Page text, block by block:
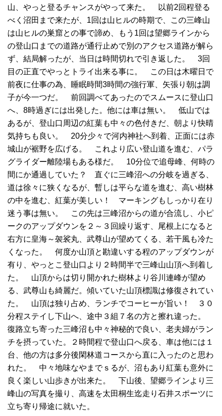
山、やっと登るチャンスがやって来た。 以前2回程登る
べく沼田まで来たが、1回は山ヒルの時期で、この三峰山
は山ヒルの巣窟との事で諦め、もう1回は望郷ラインから
の登山口までの道路が通行止めで別のアクセス道路が解ら
ず、結局解ったが、当日は時間切れで引き返した。 3回
目の正直でやっとトライ出来る事に。 この日は木曜日で
前夜に仕事の為、睡眠時間3時間の強行軍、矢張り朝は調
子が今一つだ。 前回調べてあったのでスムースに登山口
へ、8時過ぎには出発した。他には車は無い。 低山では
あるが、登山口周辺の紅葉も中々の色付きだ、朝より快晴
気持ちも良い。 20分少々で河内神社へ到着、正面には赤
城山が裾野を広げる。 これより広い登山道を進む、パラ
グライダー離陸場もある様だ。 10分位で追母峰、何時の
間にか通過していた？ 直ぐに三峰沼への分岐を過ぎる、
道は徐々に狭くなるが、暫しは平らな道を進む、高い樹林
の中を進む、紅葉が美しい！ マーキングもしっかり在り
迷う事は無い。 この先は三峰沼からの道が合流し、小ピ
ークのアップダウンを２～３回繰り返す、尾根上になると
右方に皇海～袈裟丸、武尊山が望めてくる、若干風も冷た
くなった。 何度か山頂と勘違いする程のアップダウンが
有り、やっとこ登山口より２時間半で三峰山山頂へ到着し
た。 山頂からは切り開かれた樹林より谷川連峰が望め
る、武尊山も綺麗だ。傾いていた山頂標識は修復されてい
た。 山頂は独り占め、ランチでコーヒーが旨い！ ３０
分程ステイし下山へ、途中３組７名の方と擦れ違った。
復路立ち寄った三峰沼も中々神秘的で良い、老夫婦がラン
チを摂っていた。２時間程で登山口へ戻る、車は他には１
台、他の方は多分後閑林道コースから直に入ったのと思わ
れた。 中々地味なやまでｓるが、沼もあり紅葉も意外に
良く楽しい山歩きが出来た。 下山後、望郷ラインより三
峰山の写真を撮り、高速を太田桐生迄走り石井スポーツに
立ち寄り帰途に就いた。